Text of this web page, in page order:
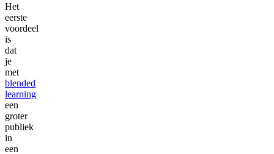
Het
eerste
voordeel
is
dat
je
met
blended
learning
een
groter
publiek
in
een